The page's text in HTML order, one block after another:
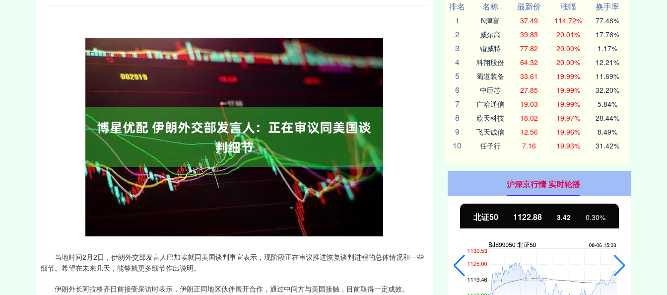
当地时间2月2日，伊朗外交部发言人巴加埃就同美国谈判事宜表示，现阶段正在审议推进恢复谈判进程的总体情况和一些
细节。希望在未来几天，能够就更多细节作出说明。
伊朗外长阿拉格齐日前接受采访时表示，伊朗正同地区伙伴展开合作，通过中间方与美国接触，目前取得一定成效。
排名
名称 最新价 涨幅
换手率
1
N津富 37.49 114.72% 77.46%
2 威尔高 39.83 20.01% 17.76%
3 锴威特 77.82 20.00% 1.17%
4 科翔股份 64.32 20.00% 12.21%
5 蜀道装备 33.61 19.99% 11.69%
6 中巨芯 27.85 19.99% 32.20%
7 广哈通信 19.03 19.99% 5.84%
8 欣天科技 18.02 19.97% 28.44%
9 飞天诚信 12.56 19.96% 8.49%
10 任子行 7.16 19.93% 31.42%
沪深京行情 实时轮播
沪深300 北证50 1122.88 3.42 0.30%